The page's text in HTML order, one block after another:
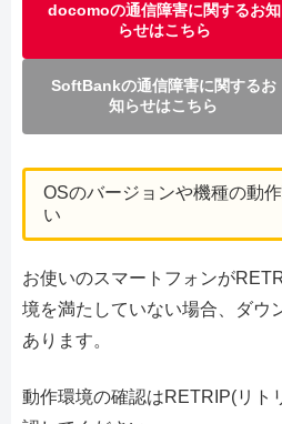
docomoの通信障害に関するお知
らせはこちら
SoftBankの通信障害に関するお
知らせはこちら
OSのバージョンや機種の動
い
お使いのスマートフォンが
境を満たしていない場合、ダウ
あります。
動作環境の確認はRETRIP(リト